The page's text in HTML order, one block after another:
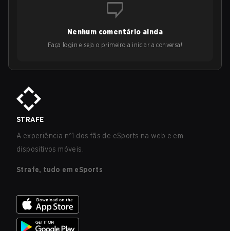
Nenhum comentário ainda
Faça login e seja o primeiro a iniciar a conversa!
STRAFE
A experiência nº1 dos fãs de eSports na web e em
dispositivos móveis.
Strafe, tudo em eSports